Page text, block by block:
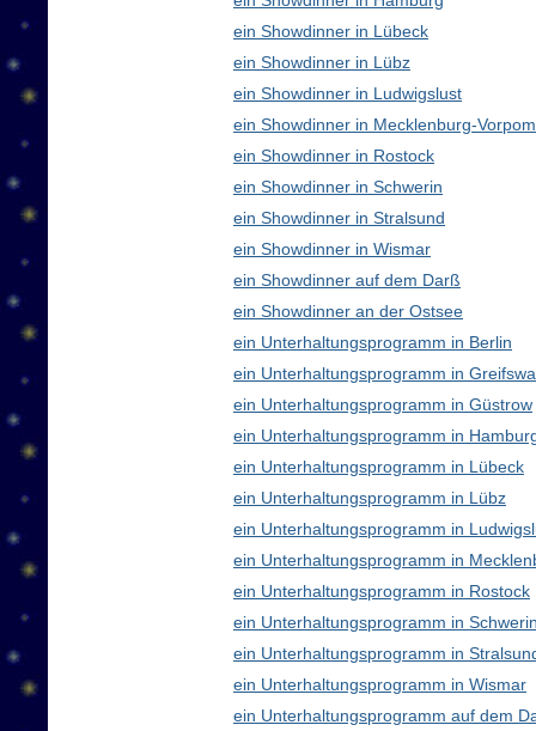
ein Showdinner in Lübeck
ein Showdinner in Lübz
ein Showdinner in Ludwigslust
ein Showdinner in Mecklenburg-
ein Showdinner in Rostock
ein Showdinner in Schwerin
ein Showdinner in Stralsund
ein Showdinner in Wismar
ein Showdinner auf dem Darß
ein Showdinner an der Ostsee
ein Unterhaltungsprogramm in Berlin
ein Unterhaltungsprogramm in
ein Unterhaltungsprogramm in Güstrow
ein Unterhaltungsprogramm in
ein Unterhaltungsprogramm in Lübeck
ein Unterhaltungsprogramm in Lübz
ein Unterhaltungsprogramm in
ein Unterhaltungsprogramm in
ein Unterhaltungsprogramm in Rostock
ein Unterhaltungsprogramm in
ein Unterhaltungsprogramm in
ein Unterhaltungsprogramm in Wismar
ein Unterhaltungsprogramm auf dem